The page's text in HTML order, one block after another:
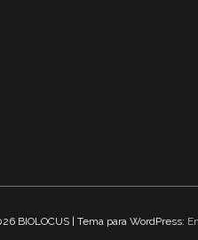
BIOLOCUS | Tema para WordPress: